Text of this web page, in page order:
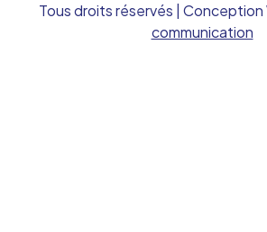
Tous droits réservés | Conception
communication